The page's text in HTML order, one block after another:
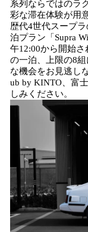
系列ならではのラ
彩な滞在体験が用
歴代4世代スープ
泊プラン「Supra
午12:00から開始
の一泊、上限の8
な機会をお見逃し
ub by KINTO、富
しみください。